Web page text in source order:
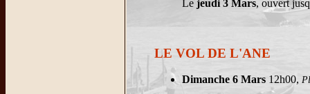
Le jeudi 3 Mars, ouvert
LE VOL DE L'ANE
Dimanche 6 Mars 12h00,